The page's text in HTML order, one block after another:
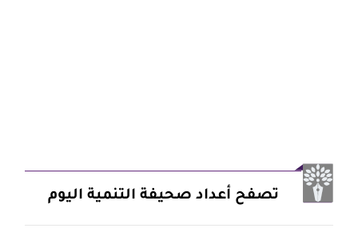
تصفح أعداد صحيفة التنمية اليوم